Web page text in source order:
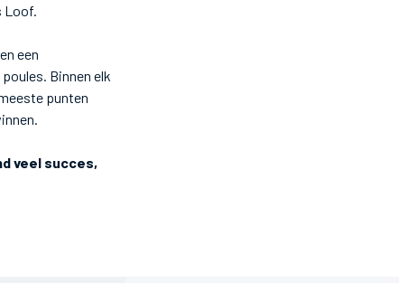
Loof.
een
Binnen elk
punten
veel succes,